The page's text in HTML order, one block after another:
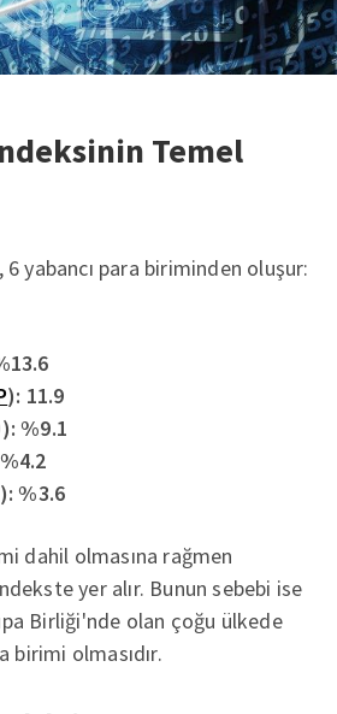
Temel
6 yabancı para biriminden oluşur:
): 11.9
%9.1
%3.6
dahil olmasına rağmen
yer alır. Bunun sebebi ise
Birliği'nde olan çoğu ülkede
birimi olmasıdır.